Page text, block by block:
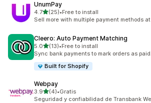
UnumPay
4.75つ星中
(25)
合計レビュー数：25件
•Free to install
Sell more with multiple payment methods
Cleero: Auto Payment Matching
5.05つ星中
(13)
合計レビュー数：13件
•Free to install
Sync bank payments to mark orders as
Built for Shopify
Webpay
3.95つ星中
(4)
合計レビュー数：4件
•Gratis
Seguridad y confiabilidad de Transbank